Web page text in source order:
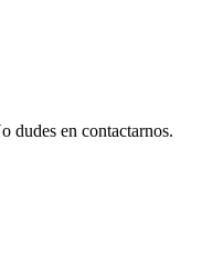
dudes en contactarnos.